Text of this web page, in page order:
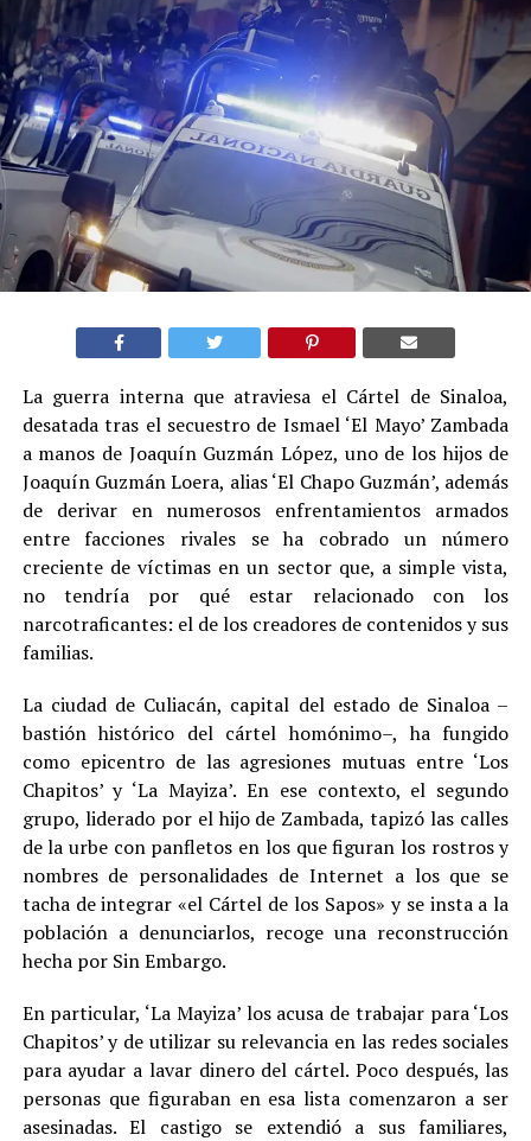
La guerra interna que atraviesa el Cártel de Sinaloa,
desatada tras el secuestro de Ismael ‘El Mayo’ Zambada
a manos de Joaquín Guzmán López, uno de los hijos de
Joaquín Guzmán Loera, alias ‘El Chapo Guzmán’, además
de derivar en numerosos enfrentamientos armados
entre facciones rivales se ha cobrado un número
creciente de víctimas en un sector que, a simple vista,
no tendría por qué estar relacionado con los
narcotraficantes: el de los creadores de contenidos y sus
familias.
La ciudad de Culiacán, capital del estado de Sinaloa –
bastión histórico del cártel homónimo–, ha fungido
como epicentro de las agresiones mutuas entre ‘Los
Chapitos’ y ‘La Mayiza’. En ese contexto, el segundo
grupo, liderado por el hijo de Zambada, tapizó las calles
de la urbe con panfletos en los que figuran los rostros y
nombres de personalidades de Internet a los que se
tacha de integrar «el Cártel de los Sapos» y se insta a la
población a denunciarlos, recoge una reconstrucción
hecha por Sin Embargo.
En particular, ‘La Mayiza’ los acusa de trabajar para ‘Los
Chapitos’ y de utilizar su relevancia en las redes sociales
para ayudar a lavar dinero del cártel. Poco después, las
personas que figuraban en esa lista comenzaron a ser
asesinadas. El castigo se extendió a sus familiares,